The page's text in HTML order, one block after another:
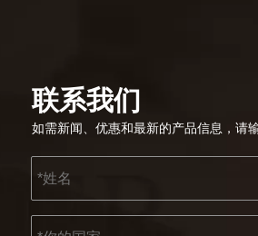
联系我们
如需新闻、优惠和最新的产品信息，请